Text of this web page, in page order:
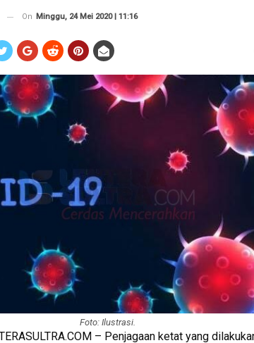
On Minggu, 24 Mei 2020 | 11:16
Foto: Ilustrasi.
– Penjagaan ketat yang